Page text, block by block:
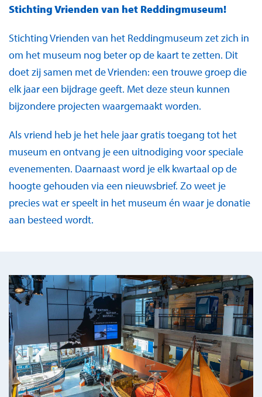
Stichting Vrienden van het Reddingmuseum!
Stichting Vrienden van het Reddingmuseum zet zich in
om het museum nog beter op de kaart te zetten. Dit
doet zij samen met de Vrienden: een trouwe groep die
elk jaar een bijdrage geeft. Met deze steun kunnen
bijzondere projecten waargemaakt worden.
Als vriend heb je het hele jaar gratis toegang tot het
museum en ontvang je een uitnodiging voor speciale
evenementen. Daarnaast word je elk kwartaal op de
hoogte gehouden via een nieuwsbrief. Zo weet je
precies wat er speelt in het museum én waar je donatie
aan besteed wordt.